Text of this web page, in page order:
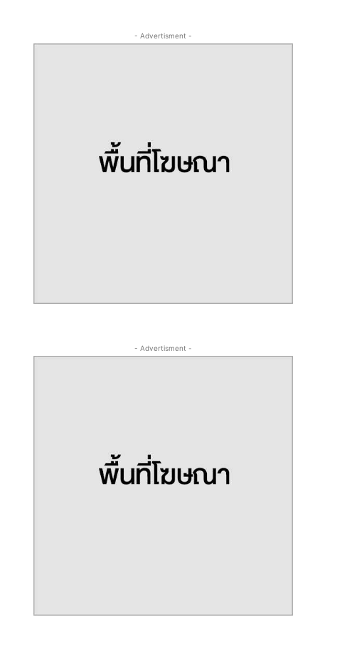
- Advertisment -
- Advertisment -